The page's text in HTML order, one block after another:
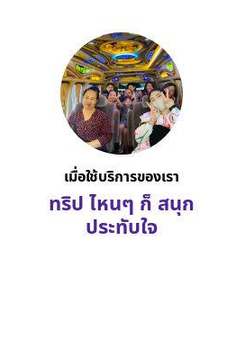
เมื่อใช้บริการของเรา
ทริป ไหนๆ ก็ สนุก
ประทับใจ